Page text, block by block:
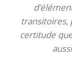
transitoires,
certitude